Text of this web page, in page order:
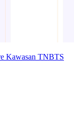
Kawasan TNBTS